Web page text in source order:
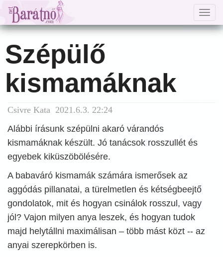
Szépülő
kismamáknak
Csivre Kata 2021.6.3. 22:24
Alábbi írásunk szépülni akaró várandós
kismamáknak készült. Jó tanácsok rosszullét és
egyebek kiküszöbölésére.
A babaváró kismamák számára ismerősek az
aggódás pillanatai, a türelmetlen és kétségbeejtő
gondolatok, mit és hogyan csinálok rosszul, vagy
jól? Vajon milyen anya leszek, és hogyan tudok
majd helytállni maximálisan – több mást közt -- az
anyai szerepkörben is.